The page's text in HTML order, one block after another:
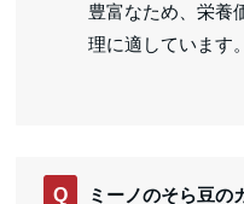
豊富なため、栄養
理に適しています。
Q ミーノのそら豆の